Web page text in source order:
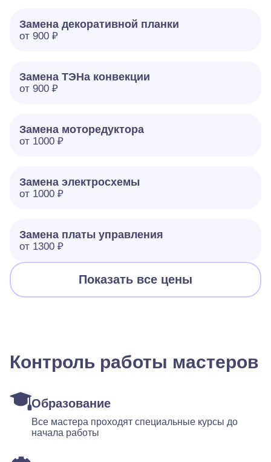
Замена декоративной планки
от 900 ₽
Замена ТЭНа конвекции
от 900 ₽
Замена моторедуктора
от 1000 ₽
Замена электросхемы
от 1000 ₽
Замена платы управления
от 1300 ₽
Показать все цены
Контроль работы мастеров
Образование
Все мастера проходят специальные курсы до
начала работы